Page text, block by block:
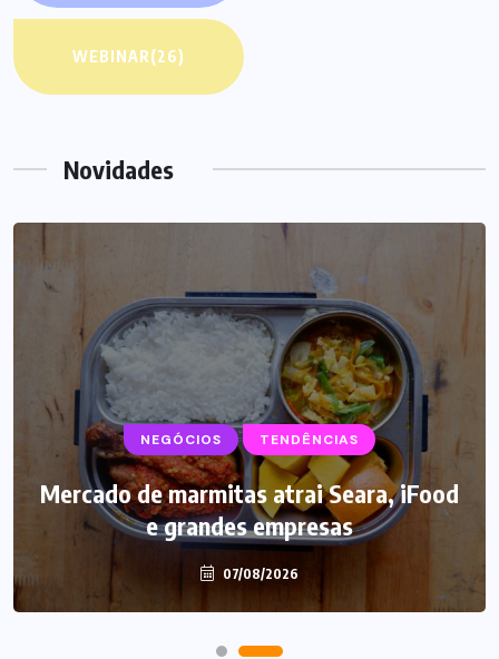
WEBINAR(26)
Novidades
NEGÓCIOS TENDÊNCIAS
Mercado de marmitas atrai Seara, iFood
e grandes empresas
07/08/2026
SUPLEMENTOS
Caffeine Army lança campanha para o
Dia dos Pais
07/08/2026